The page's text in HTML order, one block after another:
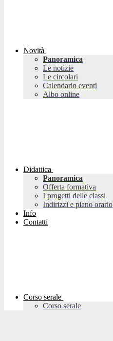
Novità
Panoramica
Le notizie
Le circolari
Calendario eventi
Albo online
Didattica
Panoramica
Offerta formativa
I progetti delle classi
Indirizzi e piano orario
Info
Contatti
Corso serale
Corso serale